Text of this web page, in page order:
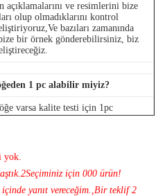
açıklamalarını ve resimlerini bize
olup olmadıklarını kontrol
bazıları zamanında
bir örnek gönderebilirsiniz, biz
1 pc alabilir miyiz?
varsa kalite testi için 1pc
yok.
2Seçiminiz için 000 ürün!
yanıt vereceğim. ,Bir teklif 2